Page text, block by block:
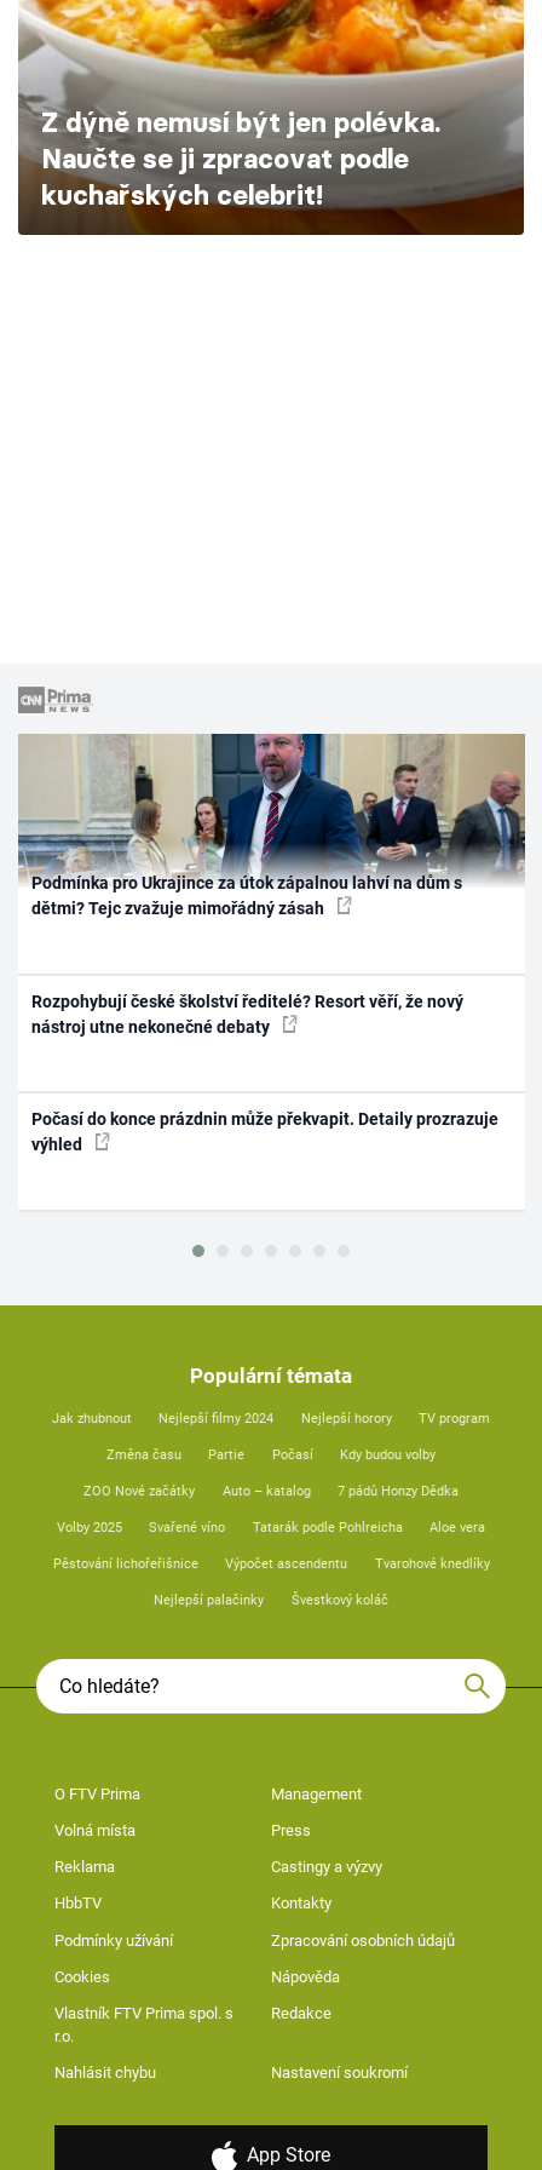
Škola vaření
Recepty z TV
Speciál: Cuketa
Těhotnej kuchař
Z dýně nemusí být jen polévka.
Naučte se ji zpracovat podle
kuchařských celebrit!
Podmínka pro Ukrajince za útok zápalnou lahví na dům s
dětmi? Tejc zvažuje mimořádný zásah
Rozpohybují české školství ředitelé? Resort věří, že nový
nástroj utne nekonečné debaty
Počasí do konce prázdnin může překvapit. Detaily prozrazuje
výhled
Populární témata
Jak zhubnout Nejlepší filmy 2024 Nejlepší horory TV program
Změna času Partie Počasí Kdy budou volby
ZOO Nové začátky Auto – katalog 7 pádů Honzy Dědka
Volby 2025 Svařené víno Tatarák podle Pohlreicha Aloe vera
Pěstování lichořeřišnice Výpočet ascendentu Tvarohové knedlíky
Nejlepší palačinky Švestkový koláč
O FTV Prima Management
Volná místa Press
Reklama Castingy a výzvy
HbbTV Kontakty
Podmínky užívání Zpracování osobních údajů
Cookies Nápověda
Vlastník FTV Prima spol. s
r.o.
Redakce
Nahlásit chybu Nastavení soukromí
App Store